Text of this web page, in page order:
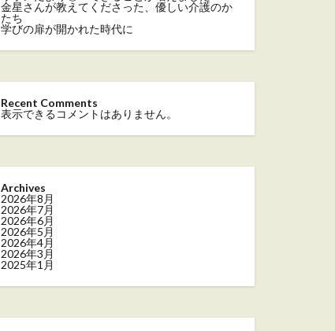
金星さんが教えてくださった、優しい介護のか
たち
学びの扉が開かれた時代に
Recent Comments
表示できるコメントはありません。
Archives
2026年8月
2026年7月
2026年6月
2026年5月
2026年4月
2026年3月
2025年1月